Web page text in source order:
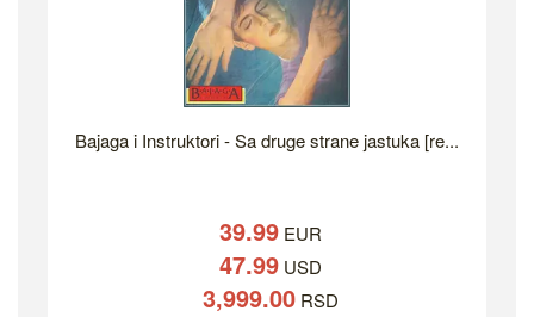
Bajaga i Instruktori - Sa druge strane jastuka [re...
39.99EUR
47.99USD
3,999.00RSD